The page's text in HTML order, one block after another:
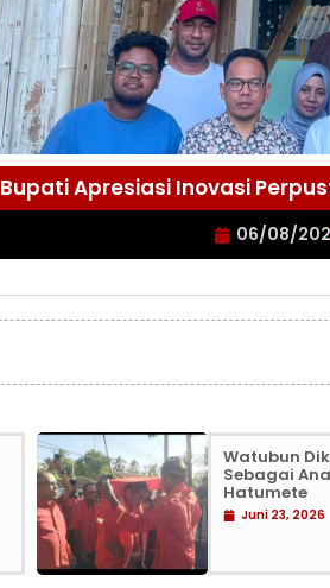
Bupati Apresiasi Inovasi
06/08/
Watubun
Sebagai
Hatumete
Juni 23, 2026